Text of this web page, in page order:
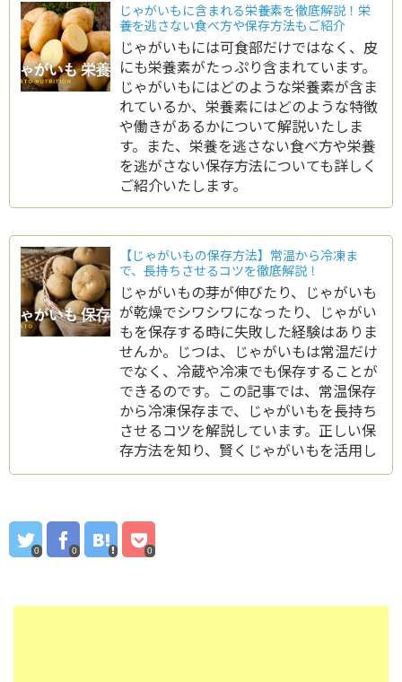
じゃがいもに含まれる栄養素を徹底解説！栄
養を逃さない食べ方や保存方法もご紹介
じゃがいもには可食部だけではなく、皮
にも栄養素がたっぷり含まれています。
じゃがいもにはどのような栄養素が含ま
れているか、栄養素にはどのような特徴
や働きがあるかについて解説いたしま
す。また、栄養を逃さない食べ方や栄養
を逃がさない保存方法についても詳しく
ご紹介いたします。
【じゃがいもの保存方法】常温から冷凍ま
で、長持ちさせるコツを徹底解説！
じゃがいもの芽が伸びたり、じゃがいも
が乾燥でシワシワになったり、じゃがい
もを保存する時に失敗した経験はありま
せんか。じつは、じゃがいもは常温だけ
でなく、冷蔵や冷凍でも保存することが
できるのです。この記事では、常温保存
から冷凍保存まで、じゃがいもを長持ち
させるコツを解説しています。正しい保
存方法を知り、賢くじゃがいもを活用し
ましょう。
0 0 0